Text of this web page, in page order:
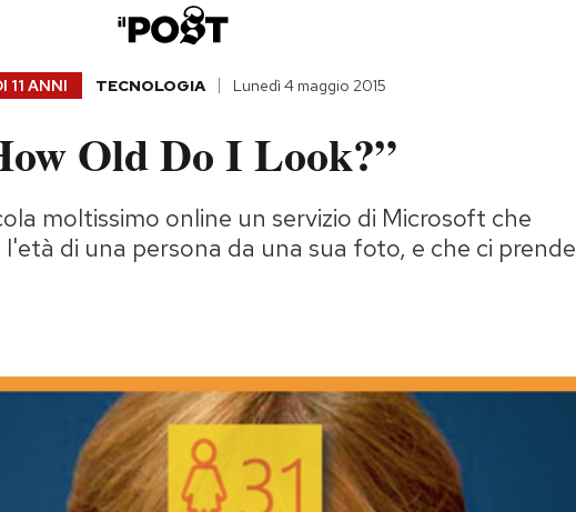
11 ANNI TECNOLOGIA Lunedì 4 maggio 2015
Old Do I Look?”
moltissimo online un servizio di Microsoft che
di una persona da una sua foto, e che ci prende